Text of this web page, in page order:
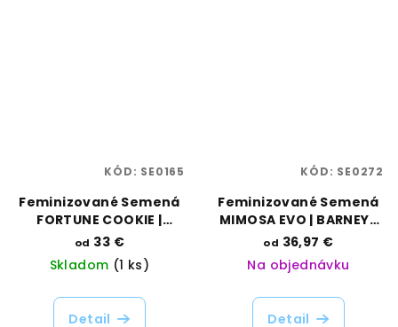
Feminizované Semená
FORTUNE COOKIE |
HUMBOLDT SEED
COMPANY
od 33 €
Skladom (1 ks)
Detail
KÓD: SE0165
Feminizované Semená
MIMOSA EVO | BARNEYS
FARM
od 36,97 €
Na objednávku
Detail
KÓD: SE0272